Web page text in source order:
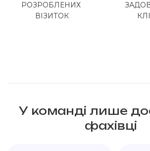
РОЗРОБЛЕНИХ
ВІЗИТОК
У команді лише
фахівці